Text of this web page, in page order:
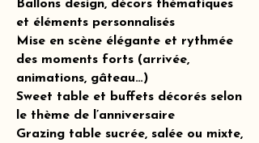
Ballons design, décors thématiques
et éléments personnalisés
Mise en scène élégante et rythmée
des moments forts (arrivée,
animations, gâteau…)
Sweet table et buffets décorés selon
le thème de l’anniversaire
Grazing table sucrée, salée ou mixte,